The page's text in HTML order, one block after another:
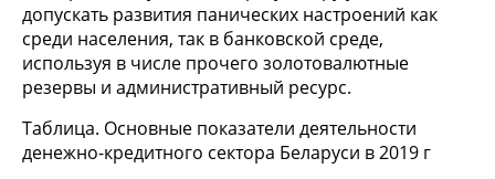
допускать развития панических настроений как
среди населения, так в банковской среде,
используя в числе прочего золотовалютные
резервы и административный ресурс.
Таблица. Основные показатели деятельности
денежно-кредитного сектора Беларуси в 2019 г